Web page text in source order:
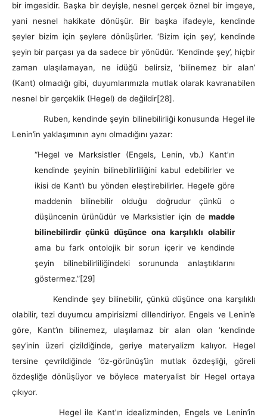
bir imgesidir. Başka bir deyişle, nesnel gerçek öznel bir imgeye,
yani nesnel hakikate dönüşür. Bir başka ifadeyle, kendinde
şeyler bizim için şeylere dönüşürler. ‘Bizim için şey’, kendinde
şeyin bir parçası ya da sadece bir yönüdür. ‘Kendinde şey’, hiçbir
zaman ulaşılamayan, ne idüğü belirsiz, ‘bilinemez bir alan’
(Kant) olmadığı gibi, duyumlarımızla mutlak olarak kavranabilen
nesnel bir gerçeklik (Hegel) de değildir[28].
Ruben, kendinde şeyin bilinebilirliği konusunda Hegel ile
Lenin’in yaklaşımının aynı olmadığını yazar:
“Hegel ve Marksistler (Engels, Lenin, vb.) Kant’ın
kendinde şeyinin bilinebilirliliğini kabul edebilirler ve
ikisi de Kant’ı bu yönden eleştirebilirler. Hegel’e göre
maddenin bilinebilir olduğu doğrudur çünkü o
düşüncenin ürünüdür ve Marksistler için demadde
bilinebilirdir çünkü düşünce ona karşılıklı olabilir
ama bu fark ontolojik bir sorun içerir ve kendinde
şeyin bilinebilirliliğindeki sorununda anlaştıklarını
göstermez.”[29]
Kendinde şey bilinebilir, çünkü düşünce ona karşılıklı
olabilir, tezi duyumcu ampirisizmi dillendiriyor. Engels ve Lenin’e
göre, Kant’ın bilinemez, ulaşılamaz bir alan olan ‘kendinde
şey’inin üzeri çizildiğinde, geriye materyalizm kalıyor. Hegel
tersine çevrildiğinde ‘öz-görünüş’ün mutlak özdeşliği, göreli
özdeşliğe dönüşüyor ve böylece materyalist bir Hegel ortaya
çıkıyor.
Hegel ile Kant’ın idealizminden, Engels ve Lenin’in